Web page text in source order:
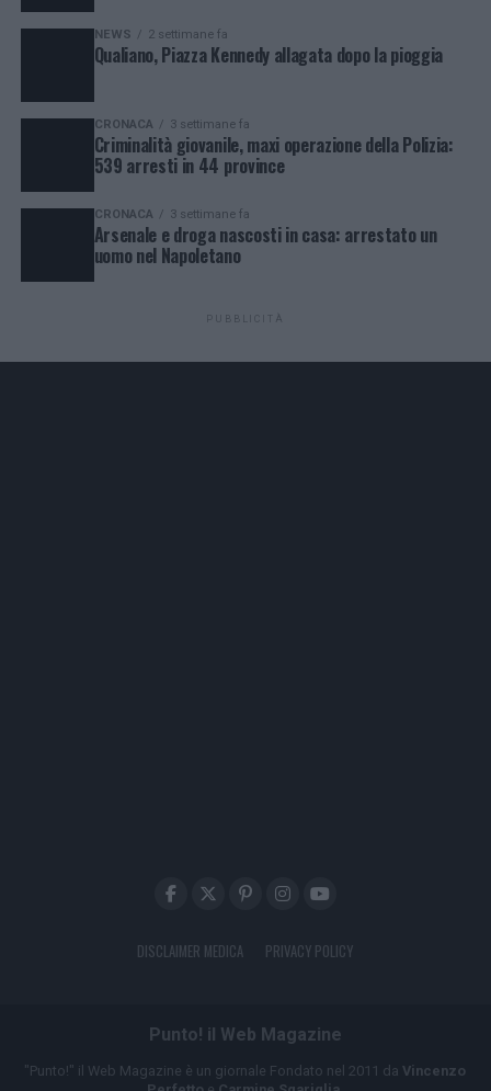
NEWS 2 settimane fa
Qualiano, Piazza Kennedy allagata dopo la pioggia
CRONACA 3 settimane fa
Criminalità giovanile, maxi operazione della Polizia:
539 arresti in 44 province
CRONACA 3 settimane fa
Arsenale e droga nascosti in casa: arrestato un
uomo nel Napoletano
PUBBLICITÀ
DISCLAIMER MEDICA PRIVACY POLICY
Punto! il Web Magazine
"Punto!" il Web Magazine è un giornale Fondato nel 2011 da Vincenzo